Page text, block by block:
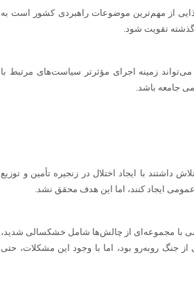
از مهم‌ترین موضوعات راهبردی کشور است به
تقویت شود.
زمینه اجرای مؤثرتر سیاست‌های مرتبط با
جامعه باشد.
با ایجاد اختلال در زنجیره تأمین و توزیع
ایجاد کنند، اما این هدف محقق نشد.
با مجموعه‌ای از چالش‌ها شامل خشکسالی شدید،
روبه‌رو بود، اما با وجود این مشکلات، حتی